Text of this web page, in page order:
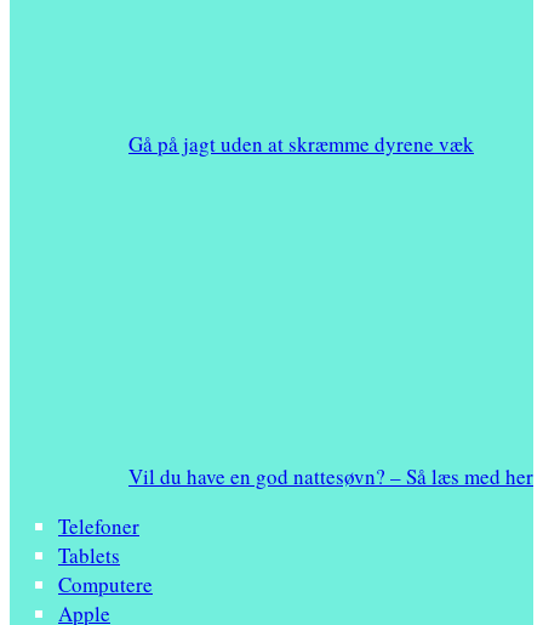
Gå på jagt uden at skræmme dyrene væk
Vil du have en god nattesøvn? – Så læs med her
Telefoner
Tablets
Computere
Apple